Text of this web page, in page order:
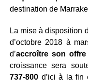
destination de
La mise à disposition
d’octobre 2018 à
d’accroître son offre
croissance sera
737-800 d’ici à la fin